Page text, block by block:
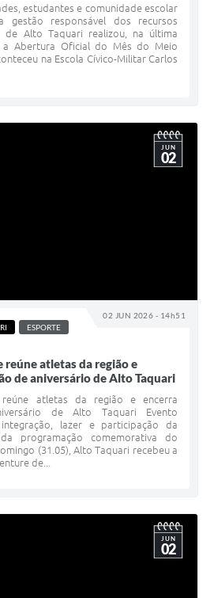
estudantes e comunidade escolar
responsável dos recursos
de Alto Taquari realizou, na última
a Abertura Oficial do Mês do Meio
na Escola Cívico-Militar Carlos
02 JUN 2026 - 14h51
JUN
02
ESPORTE
reúne atletas da região e
de aniversário de Alto Taquari
reúne atletas da região e encerra
de Alto Taquari Evento
lazer e participação da
programação comemorativa do
(31.05), Alto Taquari recebeu a
de...
JUN
02